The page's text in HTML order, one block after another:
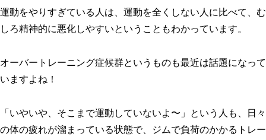
運動をやりすぎている人は、運動を全くしない人に比べて、む
しろ精神的に悪化しやすいということもわかっています。
オーバートレーニング症候群というものも最近は話題になって
いますよね！
「いやいや、そこまで運動していないよ〜」という人も、日々
の体の疲れが溜まっている状態で、ジムで負荷のかかるトレー